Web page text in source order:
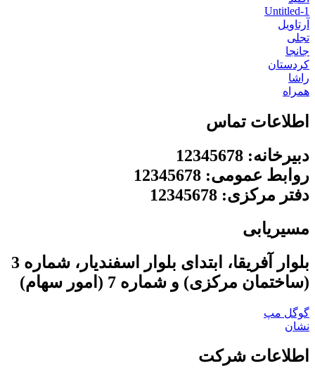
Untitled-1
آرتاویل
تجلی
جانجا
کردستان
راشا
همراه
اطلاعات تماس
دبیرخانه: 12345678
روابط عمومی: 12345678
دفتر مرکزی: 12345678
مسیریابی
بلوار آفریقا، ابتدای بلوار اسفندیار، شماره 3
(ساختمان مرکزی) و شماره 7 (امور سهام)
گوگل مپ
نشان
اطلاعات شرکت